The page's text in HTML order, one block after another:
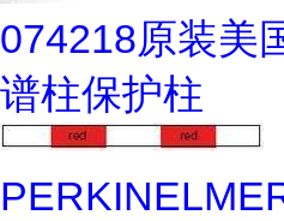
074218原装美
谱柱保护柱